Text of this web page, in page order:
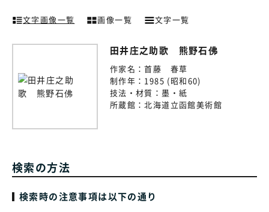
文字画像一覧 画像一覧 文字一覧
田井庄之助歌 熊野石佛
作家名：首藤 春草
制作年： 1985 (昭和60)
技法・材質： 墨・紙
所蔵館：北海道立函館美術館
検索の方法
検索時の注意事項は以下の通り